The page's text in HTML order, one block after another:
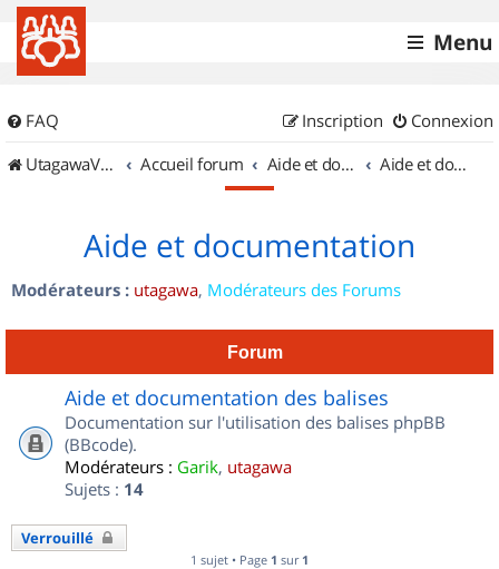
Menu
FAQ Connexion
Inscription
UtagawaVTT (Randos VTT et VTTAE avec traces GPS)
Accueil forum Aide et documentation Aide et documentation
Aide et documentation
Modérateurs : utagawa, Modérateurs des Forums
Forum
Aide et documentation des balises
Documentation sur l'utilisation des balises phpBB
(BBcode).
Modérateurs : Garik, utagawa
Sujets : 14
Verrouillé
1 sujet • Page 1 sur 1